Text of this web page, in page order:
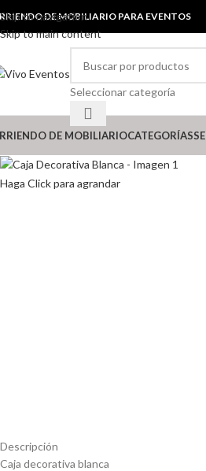
Skip to navigation
Skip to main content
DE MOBILIARIO PARA EVENTOS
Seleccionar categoría
DE MOBILIARIOCATEGORÍAS
Haga Click para agrandar
Descripción
Caja decorativa blanca